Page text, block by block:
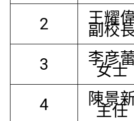
2 王耀
副校
3 李彦
女士
4 陳景
主任